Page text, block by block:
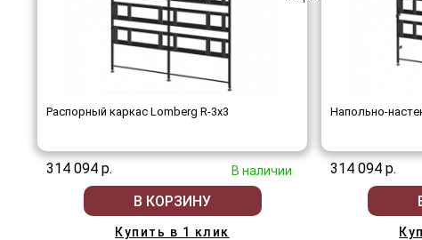
Распорный каркас Lomberg R-3х3
314 094 р. В наличии
В КОРЗИНУ
Купить в 1 клик
Напольно-
314 094 р.